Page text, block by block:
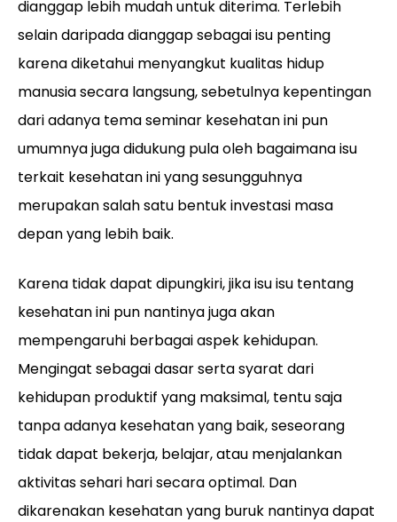
dianggap lebih mudah untuk diterima. Terlebih
selain daripada dianggap sebagai isu penting
karena diketahui menyangkut kualitas hidup
manusia secara langsung, sebetulnya kepentingan
dari adanya tema seminar kesehatan ini pun
umumnya juga didukung pula oleh bagaimana isu
terkait kesehatan ini yang sesungguhnya
merupakan salah satu bentuk investasi masa
depan yang lebih baik.
Karena tidak dapat dipungkiri, jika isu isu tentang
kesehatan ini pun nantinya juga akan
mempengaruhi berbagai aspek kehidupan.
Mengingat sebagai dasar serta syarat dari
kehidupan produktif yang maksimal, tentu saja
tanpa adanya kesehatan yang baik, seseorang
tidak dapat bekerja, belajar, atau menjalankan
aktivitas sehari hari secara optimal. Dan
dikarenakan kesehatan yang buruk nantinya dapat